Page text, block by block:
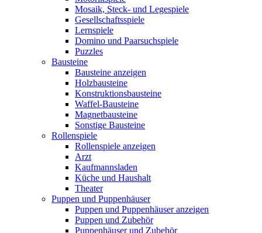
Mosaik, Steck- und Legespiele
Gesellschaftsspiele
Lernspiele
Domino und Paarsuchspiele
Puzzles
Bausteine
Bausteine anzeigen
Holzbausteine
Konstruktionsbausteine
Waffel-Bausteine
Magnetbausteine
Sonstige Bausteine
Rollenspiele
Rollenspiele anzeigen
Arzt
Kaufmannsladen
Küche und Haushalt
Theater
Puppen und Puppenhäuser
Puppen und Puppenhäuser anzeigen
Puppen und Zubehör
Puppenhäuser und Zubehör